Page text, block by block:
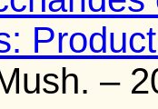
–